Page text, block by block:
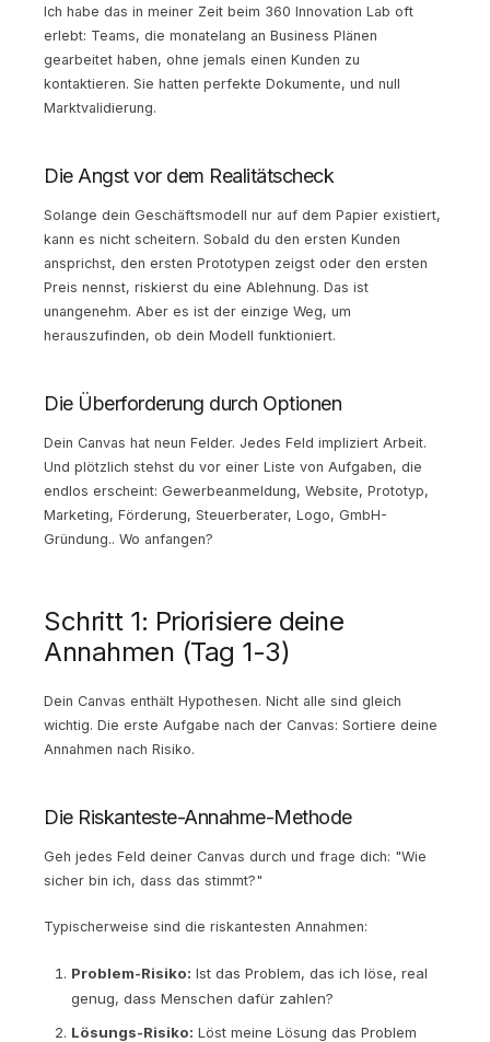
Ich habe das in meiner Zeit beim 360 Innovation Lab oft
erlebt: Teams, die monatelang an Business Plänen
gearbeitet haben, ohne jemals einen Kunden zu
kontaktieren. Sie hatten perfekte Dokumente, und null
Marktvalidierung.
Die Angst vor dem Realitätscheck
Solange dein Geschäftsmodell nur auf dem Papier existiert,
kann es nicht scheitern. Sobald du den ersten Kunden
ansprichst, den ersten Prototypen zeigst oder den ersten
Preis nennst, riskierst du eine Ablehnung. Das ist
unangenehm. Aber es ist der einzige Weg, um
herauszufinden, ob dein Modell funktioniert.
Die Überforderung durch Optionen
Dein Canvas hat neun Felder. Jedes Feld impliziert Arbeit.
Und plötzlich stehst du vor einer Liste von Aufgaben, die
endlos erscheint: Gewerbeanmeldung, Website, Prototyp,
Marketing, Förderung, Steuerberater, Logo, GmbH-
Gründung.. Wo anfangen?
Schritt 1: Priorisiere deine
Annahmen (Tag 1-3)
Dein Canvas enthält Hypothesen. Nicht alle sind gleich
wichtig. Die erste Aufgabe nach der Canvas: Sortiere deine
Annahmen nach Risiko.
Die Riskanteste-Annahme-Methode
Geh jedes Feld deiner Canvas durch und frage dich: "Wie
sicher bin ich, dass das stimmt?"
Typischerweise sind die riskantesten Annahmen:
Problem-Risiko: Ist das Problem, das ich löse, real
genug, dass Menschen dafür zahlen?
Lösungs-Risiko: Löst meine Lösung das Problem